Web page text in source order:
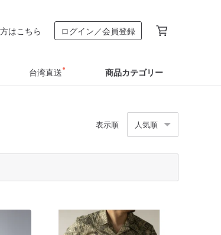
はこちら ログイン／会員登録
台湾直送 商品カテゴリー
表示順 人気順